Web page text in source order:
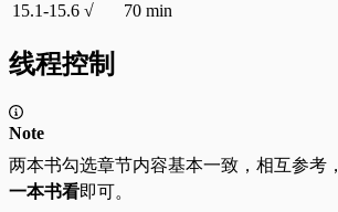
15.1-15.6 √ 70 min
线程控制
Note
两本书勾选章节内容基本一致，相互参考，
一本书看即可。